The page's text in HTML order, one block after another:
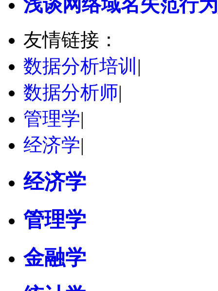
浅谈网络域名失范行
友情链接：
数据分析培训 |
数据分析师|
管理学|
经济学|
经济学
管理学
金融学